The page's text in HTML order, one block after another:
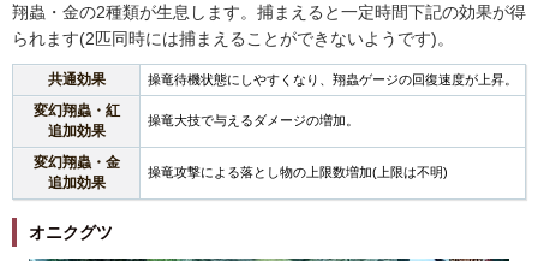
翔蟲・金の2種類が生息します。捕まえると一定時間下記の効果が得
られます(2匹同時には捕まえることができないようです)。
共通効果 操竜待機状態にしやすくなり、翔蟲ゲージの回復速度が上昇。
変幻翔蟲・紅
追加効果
操竜大技で与えるダメージの増加。
変幻翔蟲・金
追加効果
操竜攻撃による落とし物の上限数増加(上限は不明)
オニクグツ